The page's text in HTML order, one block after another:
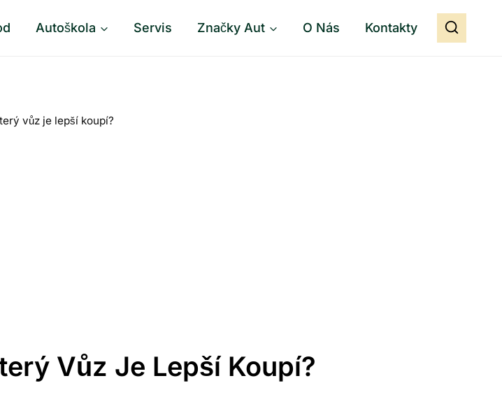
Autoškola Servis Značky Aut O Nás Kontakty
vůz je lepší koupí?
Vůz Je Lepší Koupí?